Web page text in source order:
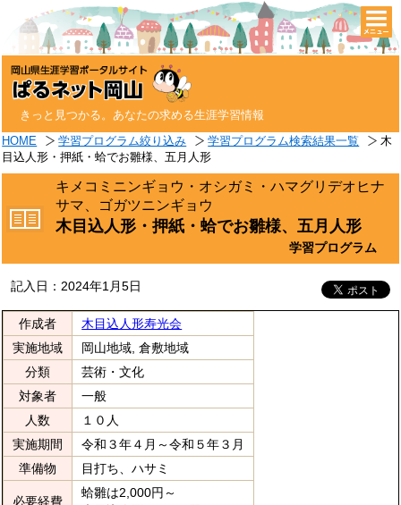
きっと見つかる。あなたの求める生涯学習情報
HOME 学習プログラム絞り込み 学習プログラム検索結果一覧
木
目込人形・押紙・蛤でお雛様、五月人形
キメコミニンギョウ・オシガミ・ハマグリデオヒナ
サマ、ゴガツニンギョウ
木目込人形・押紙・蛤でお雛様、五月人形
学習プログラム
記入日：2024年1月5日
作成者
木目込人形寿光会
実施地域
岡山地域, 倉敷地域
分類
芸術・文化
対象者
一般
人数
１０人
実施期間
令和３年４月～令和５年３月
準備物
目打ち、ハサミ
必要経費
蛤雛は2,000円～